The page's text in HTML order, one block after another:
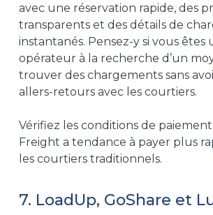
avec une réservation rapide, des
transparents et des détails de
instantanés. Pensez-y si vous êtes
opérateur à la recherche d’un
trouver des chargements sans
allers-retours avec les courtiers.
Vérifiez les conditions de
Freight a tendance à payer plus
les courtiers traditionnels.
7. LoadUp, GoShare et